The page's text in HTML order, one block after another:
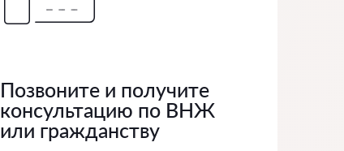
Позвоните и получите
консультацию по ВНЖ
или гражданству